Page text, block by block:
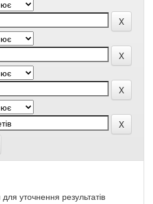
уточнення результатів